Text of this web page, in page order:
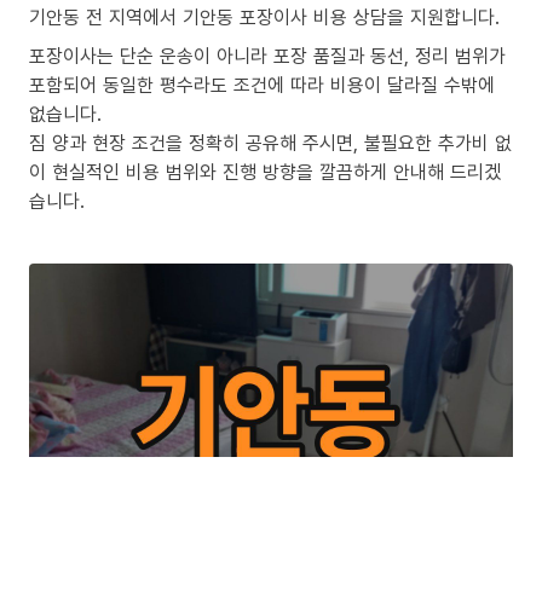
기안동 전 지역에서 기안동 포장이사 비용 상담을 지원합니다.
포장이사는 단순 운송이 아니라 포장 품질과 동선, 정리 범위가
포함되어 동일한 평수라도 조건에 따라 비용이 달라질 수밖에
없습니다.
짐 양과 현장 조건을 정확히 공유해 주시면, 불필요한 추가비 없
이 현실적인 비용 범위와 진행 방향을 깔끔하게 안내해 드리겠
습니다.